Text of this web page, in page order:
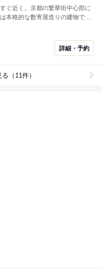
ぐ近く。京都の繁華街中心部に
本格的な数寄屋造りの建物で
もちろん、うどん、そば、丼物
詳細・予約
（11件）